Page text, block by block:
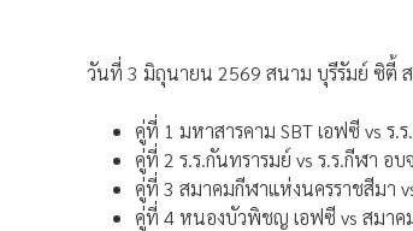
วันที่ 3 มิถุนายน 2569 สนาม บุรีรัมย์ ซิตี้ ส
คู่ที่ 1 มหาสารคาม SBT เอฟซี vs ร.
คู่ที่ 2 ร.ร.กันทรารมย์ vs ร.ร.กีฬา อ
คู่ที่ 3 สมาคมกีฬาแห่งนครราชสีมา
คู่ที่ 4 หนองบัวพิชญ เอฟซี vs สมาค